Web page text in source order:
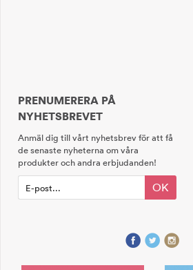
PRENUMERERA PÅ
NYHETSBREVET
Anmäl dig till vårt nyhetsbrev för att få
de senaste nyheterna om våra
produkter och andra erbjudanden!
OK